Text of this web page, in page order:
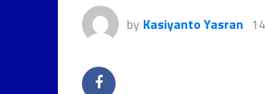
by Kasiyanto Yasran